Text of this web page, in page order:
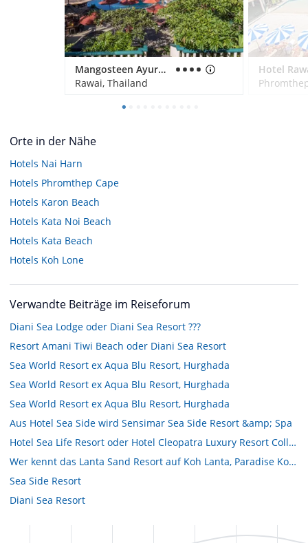
Mangosteen Ayurveda & Wellness Resort
Rawai, Thailand
Orte in der Nähe
Hotels Nai Harn
Hotels Phromthep Cape
Hotels Karon Beach
Hotels Kata Noi Beach
Hotels Kata Beach
Hotels Koh Lone
Verwandte Beiträge im Reiseforum
Diani Sea Lodge oder Diani Sea Resort ???
Resort Amani Tiwi Beach oder Diani Sea Resort
Sea World Resort ex Aqua Blu Resort, Hurghada
Sea World Resort ex Aqua Blu Resort, Hurghada
Sea World Resort ex Aqua Blu Resort, Hurghada
Aus Hotel Sea Side wird Sensimar Sea Side Resort &amp; Spa
Hotel Sea Life Resort oder Hotel Cleopatra Luxury Resort Collection
Wer kennt das Lanta Sand Resort auf Koh Lanta, Paradise Koh Yao, Phi Phi Erawan Resort?
Sea Side Resort
Diani Sea Resort